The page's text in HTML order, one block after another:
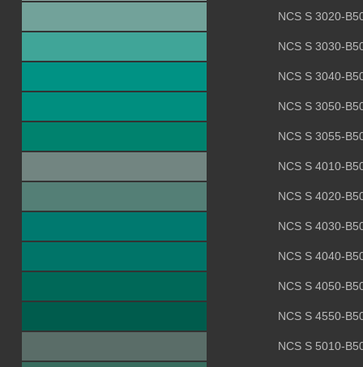
NCS S 3020-
NCS S 3030-
NCS S 3040-
NCS S 3050-
NCS S 3055-
NCS S 4010-
NCS S 4020-
NCS S 4030-
NCS S 4040-
NCS S 4050-
NCS S 4550-
NCS S 5010-